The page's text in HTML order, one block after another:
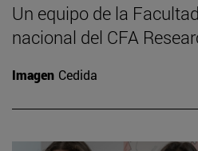
Un equipo de la
nacional del CFA
Imagen Cedida